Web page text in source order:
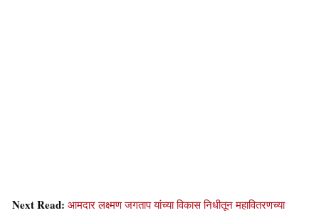
Next Read: आमदार लक्ष्मण जगताप यांच्या विकास निधीतून महावितरणच्या